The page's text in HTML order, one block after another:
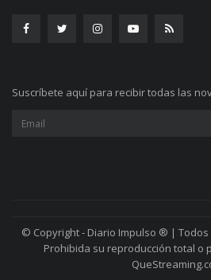
Suscríbete aquí para recibir todas las
© Copyright - Diario Impulso ® |
Prohibida su reproducción total o